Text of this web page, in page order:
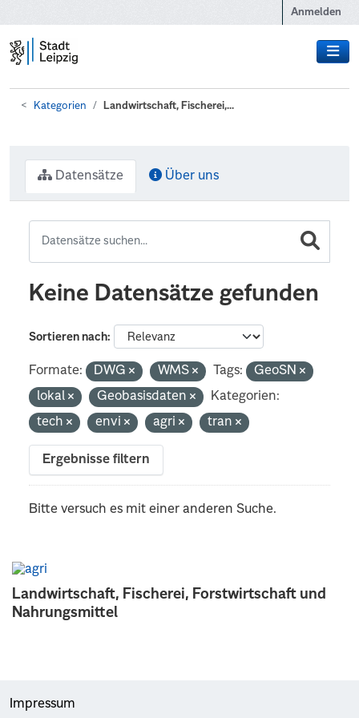
Anmelden
Kategorien Landwirtschaft, Fischerei,...
Landwirtschaft, Fischerei, Forstwirtschaft und
Nahrungsmittel
Datensätze Über uns
Keine Datensätze gefunden
Sortieren nach
Formate: DWG WMS Tags:
GeoSN
lokal
Geobasisdaten
Kategorien:
tech
envi agri tran
Ergebnisse filtern
Bitte versuch es mit einer anderen Suche.
Impressum